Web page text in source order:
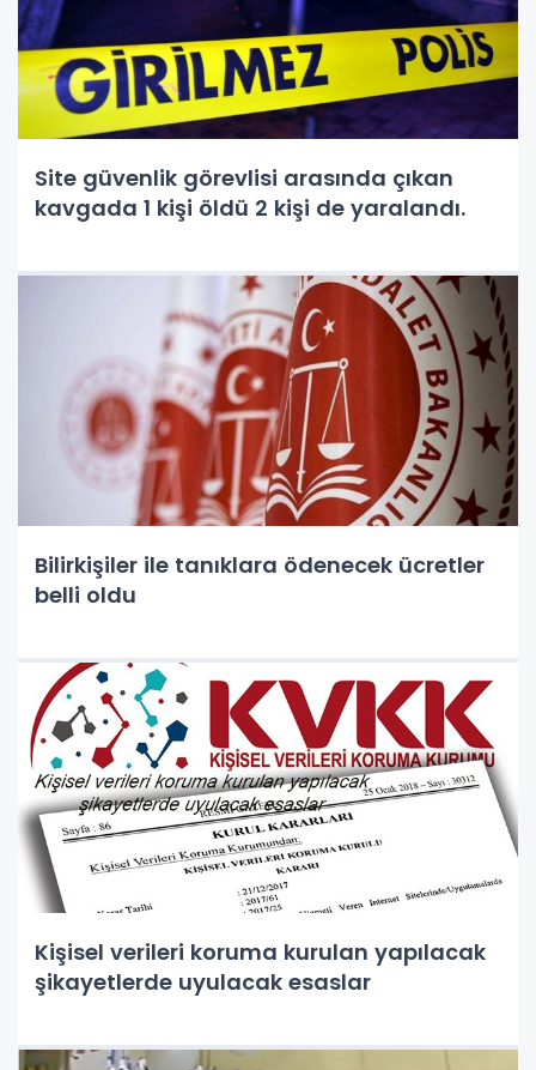
Site güvenlik görevlisi arasında çıkan
kavgada 1 kişi öldü 2 kişi de yaralandı.
Bilirkişiler ile tanıklara ödenecek ücretler
belli oldu
Kişisel verileri koruma kurulan yapılacak
şikayetlerde uyulacak esaslar